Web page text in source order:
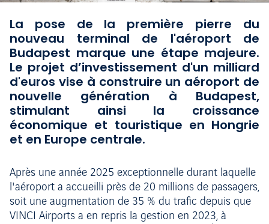
La pose de la première pierre du
nouveau terminal de l'aéroport de
Budapest marque une étape majeure.
Le projet d’investissement d'un milliard
d'euros vise à construire un aéroport de
nouvelle génération à Budapest,
stimulant ainsi la croissance
économique et touristique en Hongrie
et en Europe centrale.
Après une année 2025 exceptionnelle durant laquelle
l'aéroport a accueilli près de 20 millions de passagers,
soit une augmentation de 35 % du trafic depuis que
VINCI Airports a en repris la gestion en 2023, à